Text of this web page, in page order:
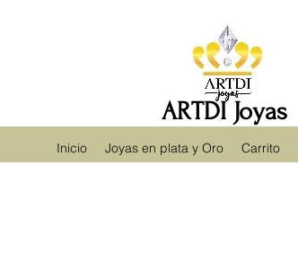
ARTDI Joyas
Inicio Joyas en plata y Oro Carrito